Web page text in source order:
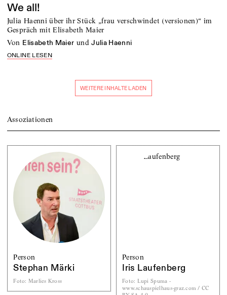
We all!
Julia Haenni über ihr Stück „frau verschwindet (versionen)“ im
Gespräch mit Elisabeth Maier
von Elisabeth Maier und Julia Haenni
ONLINE LESEN
WEITERE INHALTE LADEN
Assoziationen
Person
Stephan Märki
Foto: Marlies Kross
Person
Iris Laufenberg
Foto: Lupi Spuma -
www.schauspielhaus-graz.com / CC